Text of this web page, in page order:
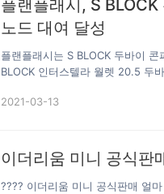
적 공간 단축을 위해 대전과 부산
타트업의 법률 서비스…
플랜플래시, S
노드 대여 달성
플랜플래시는 S BLOCK 두바이
BLOCK 인터스텔라 월렛 20.5 두
체인 업계의 세계적인 전문가 및
차 및 인증 요건, 앱으로 수익을
요 경제…
2021-03-13
이더리움 미니 공식판
???? 이더리움 미니 공식판매 얼